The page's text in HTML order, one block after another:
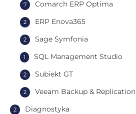
Comarch ERP Optima
7
ERP Enova365
2
Sage Symfonia
2
SQL Management Studio
1
Subiekt GT
2
Veeam Backup & Replication
2
Diagnostyka
2